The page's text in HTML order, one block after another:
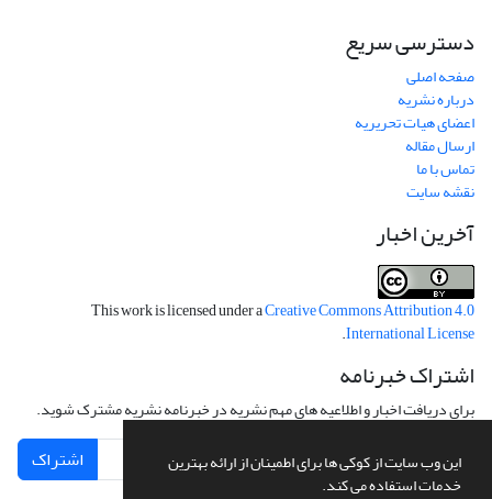
این وب سایت از کوکی ها برای اطمینان از ارائه بهترین
خدمات استفاده می کند.
دسترسی سریع
صفحه اصلی
درباره نشریه
اعضای هیات تحریریه
ارسال مقاله
تماس با ما
نقشه سایت
آخرین اخبار
This work is licensed under aCreative Commons Attribution 4.0
International License
.
اشتراک خبرنامه
برای دریافت اخبار و اطلاعیه های مهم نشریه در خبرنامه نشریه مشترک شوید.
اشتراک